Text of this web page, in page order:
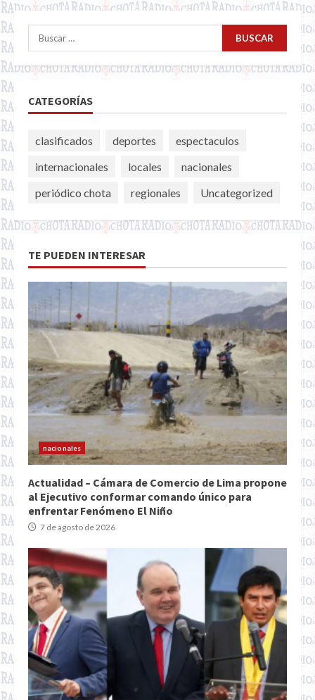
Buscar:
CATEGORÍAS
clasificados deportes
espectaculos
internacionales
locales
nacionales
periódico chota
regionales Uncategorized
TE PUEDEN INTERESAR
nacionales
Actualidad – Cámara de Comercio de Lima propone
al Ejecutivo conformar comando único para
enfrentar Fenómeno El Niño
7 de agosto de 2026